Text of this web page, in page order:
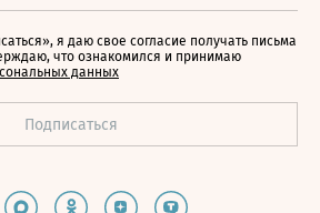
я даю свое согласие получать письма
что ознакомился и принимаю
данных